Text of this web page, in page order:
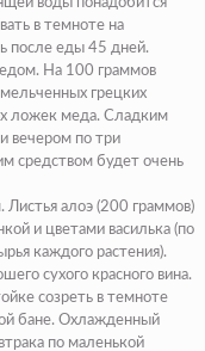
воды понадобится
в темноте на
после еды 45 дней.
На 100 граммов
грецких
ложек меда. Сладким
вечером по три
средством будет очень
алоэ (200 граммов)
и цветами василька (по
каждого растения).
сухого красного вина.
созреть в темноте
бане. Охлажденный
по маленькой